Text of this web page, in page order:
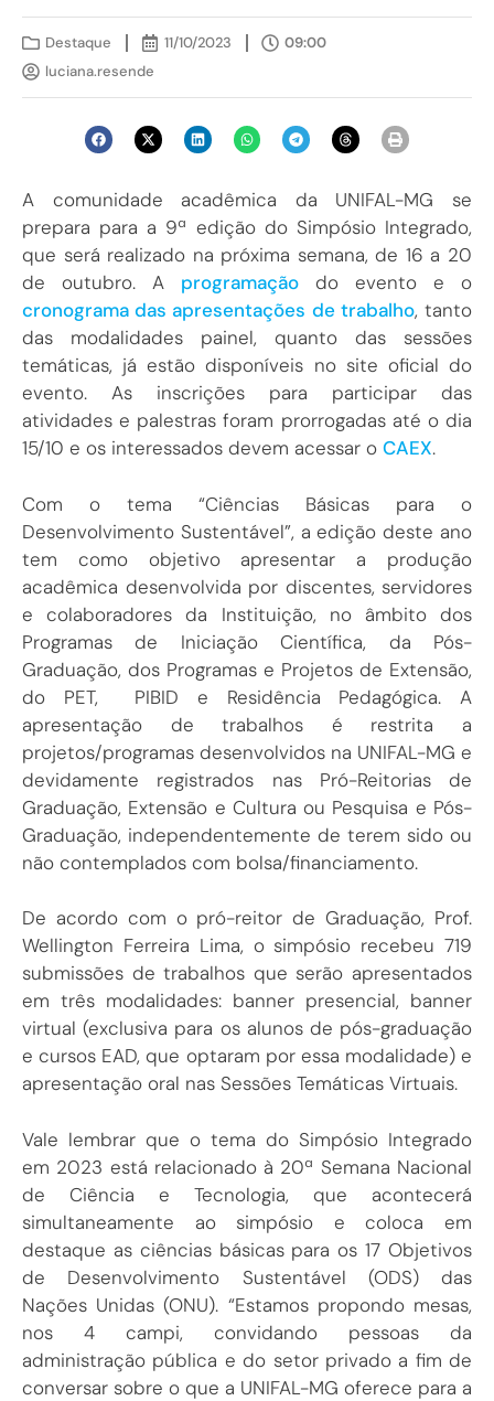
Destaque 11/10/2023
09:00
luciana.resende
A comunidade acadêmica da UNIFAL-MG se
prepara para a 9ª edição do Simpósio Integrado,
que será realizado na próxima semana, de 16 a 20
de outubro. A programação do evento e o
cronograma das apresentações de trabalho, tanto
das modalidades painel, quanto das sessões
temáticas, já estão disponíveis no site oficial do
evento. As inscrições para participar das
atividades e palestras foram prorrogadas até o dia
15/10 e os interessados devem acessar o CAEX.
Com o tema “Ciências Básicas para o
Desenvolvimento Sustentável”, a edição deste ano
tem como objetivo apresentar a produção
acadêmica desenvolvida por discentes, servidores
e colaboradores da Instituição, no âmbito dos
Programas de Iniciação Científica, da Pós-
Graduação, dos Programas e Projetos de Extensão,
do PET, PIBID e Residência Pedagógica. A
apresentação de trabalhos é restrita a
projetos/programas desenvolvidos na UNIFAL-MG e
devidamente registrados nas Pró-Reitorias de
Graduação, Extensão e Cultura ou Pesquisa e Pós-
Graduação, independentemente de terem sido ou
não contemplados com bolsa/financiamento.
De acordo com o pró-reitor de Graduação, Prof.
Wellington Ferreira Lima, o simpósio recebeu 719
submissões de trabalhos que serão apresentados
em três modalidades: banner presencial, banner
virtual (exclusiva para os alunos de pós-graduação
e cursos EAD, que optaram por essa modalidade) e
apresentação oral nas Sessões Temáticas Virtuais.
Vale lembrar que o tema do Simpósio Integrado
em 2023 está relacionado à 20ª Semana Nacional
de Ciência e Tecnologia, que acontecerá
simultaneamente ao simpósio e coloca em
destaque as ciências básicas para os 17 Objetivos
de Desenvolvimento Sustentável (ODS) das
Nações Unidas (ONU). “Estamos propondo mesas,
nos 4 campi, convidando pessoas da
administração pública e do setor privado a fim de
conversar sobre o que a UNIFAL-MG oferece para a